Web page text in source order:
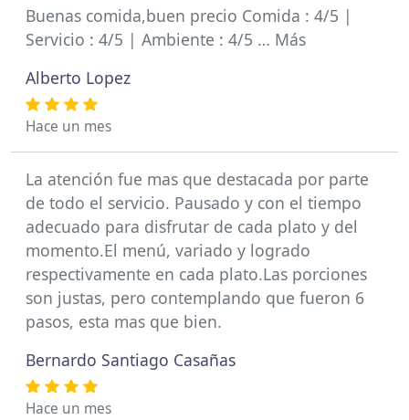
Buenas comida,buen precio Comida : 4/5 |
Servicio : 4/5 | Ambiente : 4/5 … Más
Alberto Lopez
Hace un mes
La atención fue mas que destacada por parte
de todo el servicio. Pausado y con el tiempo
adecuado para disfrutar de cada plato y del
momento.El menú, variado y logrado
respectivamente en cada plato.Las porciones
son justas, pero contemplando que fueron 6
pasos, esta mas que bien.
Bernardo Santiago Casañas
Hace un mes